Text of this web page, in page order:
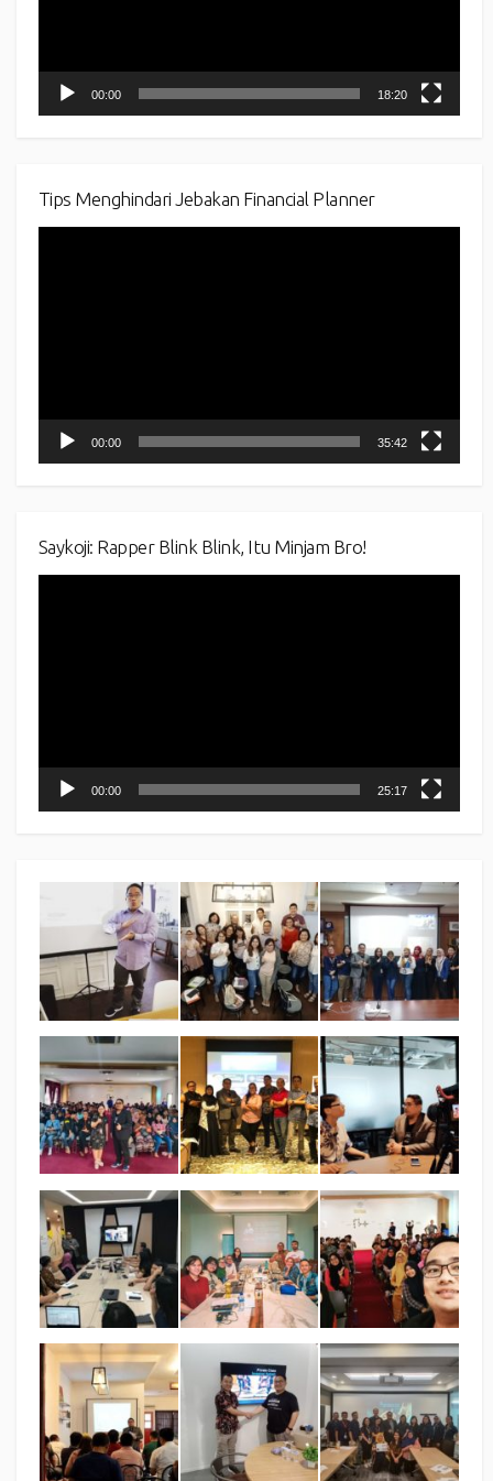
00:00 18:20
Tips Menghindari Jebakan Financial Planner
00:00 35:42
Saykoji: Rapper Blink Blink, Itu Minjam Bro!
00:00 25:17